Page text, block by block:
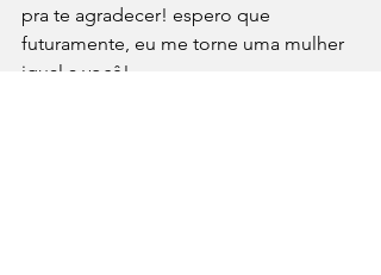
pra te agradecer! espero que
futuramente, eu me torne uma mulher
igual a você!